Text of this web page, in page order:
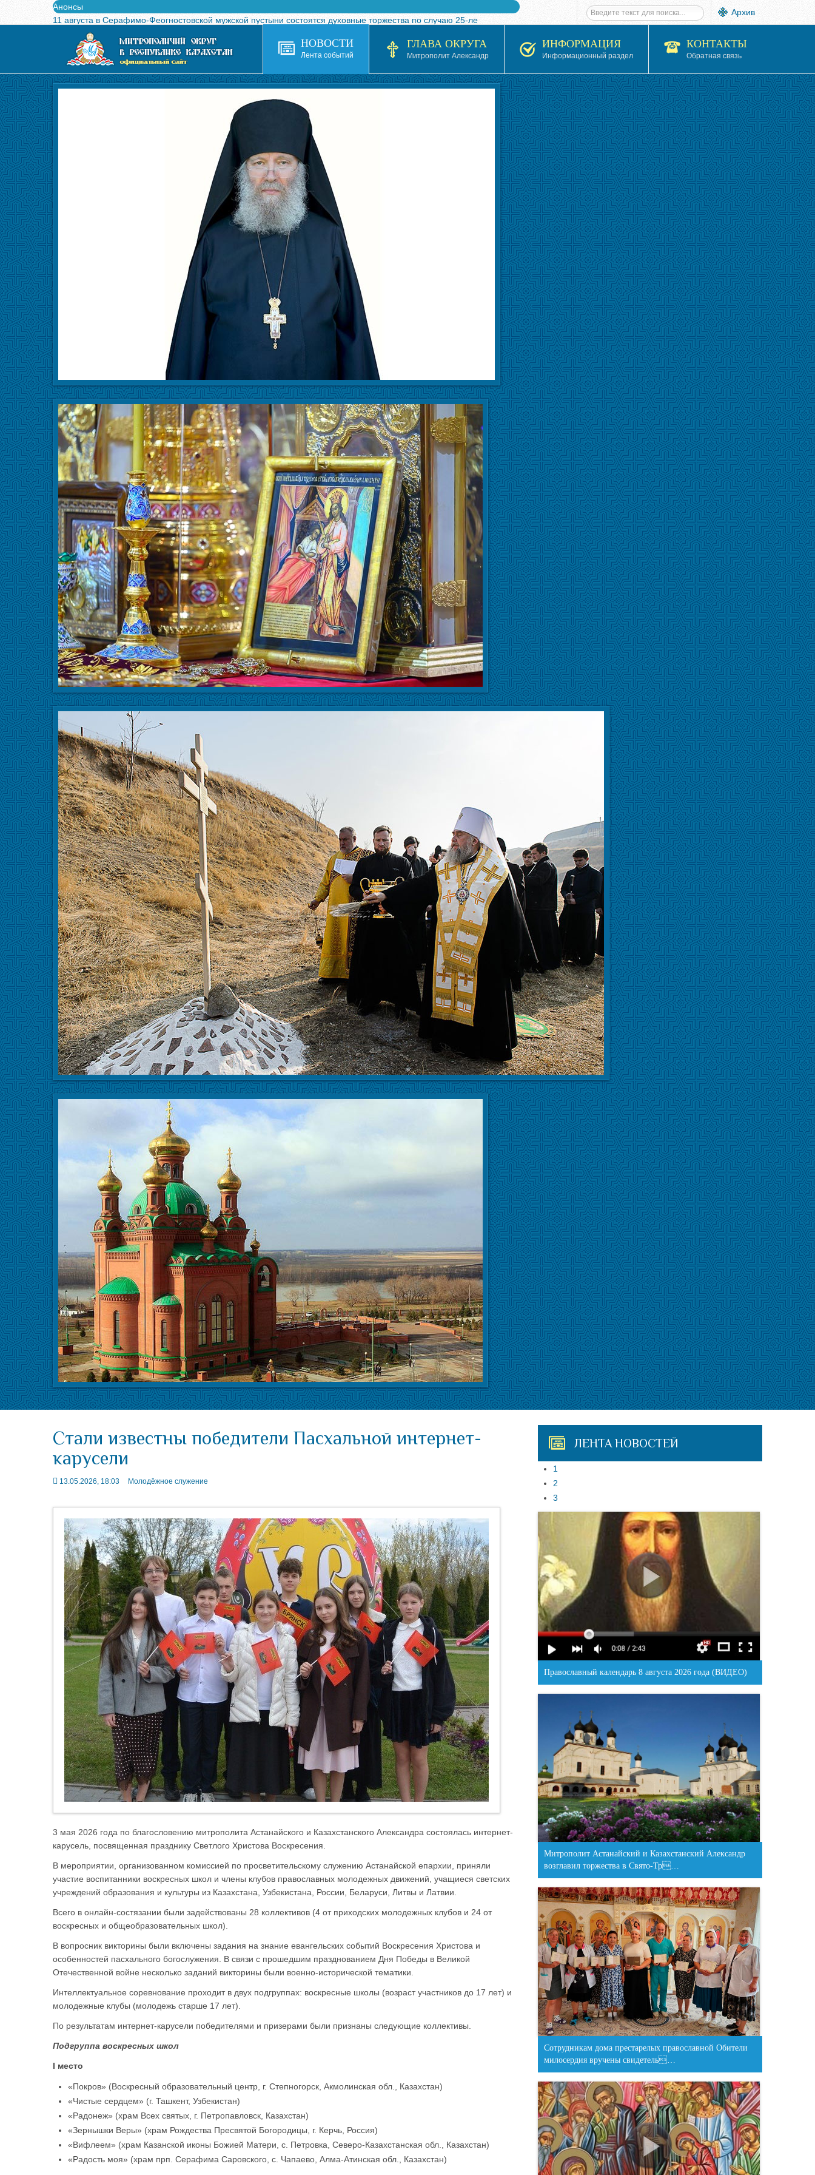
Анонсы
11 августа в Серафимо-Феогностовской мужской пустыни состоятся духовные торжества по случаю 25-ле
Выпущен в свет буклет о проведении Международного турнира по волейболу, посвященного 25-летию обр
Вышел в свет новый номер журнала «Свет Православия в Казахстане»
Вышла в свет монография «Управляющие Алма-Атинской епархией Русской Православной Церкви в 1927–19
Алма-Атинская духовная семинария объявляет прием документов на 2026-2027 учебный год
Архив
НОВОСТИ
Лента событий
ГЛАВА ОКРУГА
Митрополит Александр
ИНФОРМАЦИЯ
Информационный раздел
КОНТАКТЫ
Обратная связь
Стали известны победители Пасхальной интернет-
карусели
13.05.2026, 18:03 Молодёжное служение
3 мая 2026 года по благословению митрополита Астанайского и Казахстанского Александра состоялась интернет-
карусель, посвященная празднику Светлого Христова Воскресения.
В мероприятии, организованном комиссией по просветительскому служению Астанайской епархии, приняли
участие воспитанники воскресных школ и члены клубов православных молодежных движений, учащиеся светских
учреждений образования и культуры из Казахстана, Узбекистана, России, Беларуси, Литвы и Латвии.
Всего в онлайн-состязании были задействованы 28 коллективов (4 от приходских молодежных клубов и 24 от
воскресных и общеобразовательных школ).
В вопросник викторины были включены задания на знание евангельских событий Воскресения Христова и
особенностей пасхального богослужения. В связи с прошедшим празднованием Дня Победы в Великой
Отечественной войне несколько заданий викторины были военно-исторической тематики.
Интеллектуальное соревнование проходит в двух подгруппах: воскресные школы (возраст участников до 17 лет) и
молодежные клубы (молодежь старше 17 лет).
По результатам интернет-карусели победителями и призерами были признаны следующие коллективы.
Подгруппа воскресных школ
I место
«Покров» (Воскресный образовательный центр, г. Степногорск, Акмолинская обл., Казахстан)
«Чистые сердцем» (г. Ташкент, Узбекистан)
«Радонеж» (храм Всех святых, г. Петропавловск, Казахстан)
«Зернышки Веры» (храм Рождества Пресвятой Богородицы, г. Керчь, Россия)
«Вифлеем» (храм Казанской иконы Божией Матери, с. Петровка, Северо-Казахстанская обл., Казахстан)
«Радость моя» (храм прп. Серафима Саровского, с. Чапаево, Алма-Атинская обл., Казахстан)
ЛЕНТА НОВОСТЕЙ
1
2
3
Православный календарь 8 августа 2026 года (ВИДЕО)
Митрополит Астанайский и Казахстанский Александр
возглавил торжества в Свято-Тр…
Сотрудникам дома престарелых православной Обители
милосердия вручены свидетель…